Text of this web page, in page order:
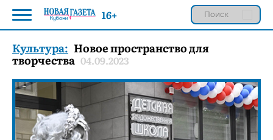
Культура: Новое пространство для
творчества 04.09.2023
16+